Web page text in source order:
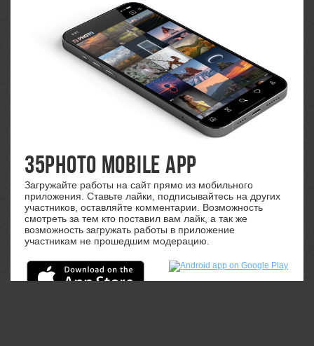
35PHOTO Mobile App
Загружайте работы на сайт прямо из мобильного
приложения. Ставьте лайки, подписывайтесь на других
участников, оставляйте комментарии. Возможность
смотреть за тем кто поставил вам лайк, а так же
возможность загружать работы в приложение
участникам не прошедшим модерацию.